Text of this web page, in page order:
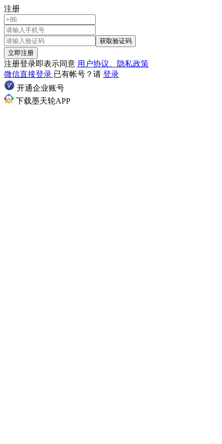
注册
获取验证码
立即注册
注册登录即表示同意 用户协议、隐私政策
微信直接登录 已有帐号？请 登录
开通企业账号
下载墨天轮APP